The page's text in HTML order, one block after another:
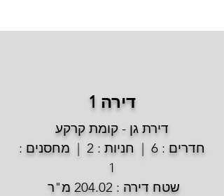
דירה 1
דירת גן - קומת קרקע
חדרים : 6 | חניות : 2 | מחסנים :
1
שטח דירה : 204.02 מ"ר